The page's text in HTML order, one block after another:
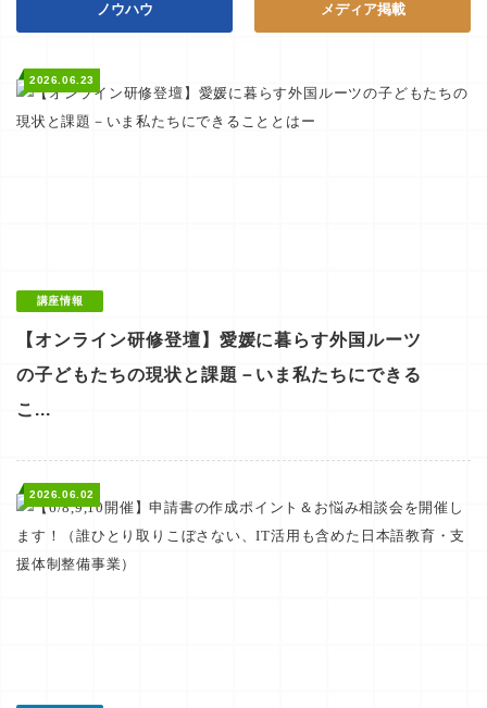
ノウハウ メディア掲載
2026.06.23
講座情報
【オンライン研修登壇】愛媛に暮らす外国ルーツ
の子どもたちの現状と課題－いま私たちにできる
こ...
2026.06.02